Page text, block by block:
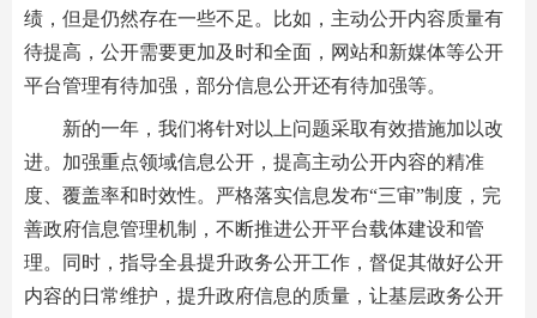
绩，但是仍然存在一些不足。比如，主动公开内容质量有
待提高，公开需要更加及时和全面，网站和新媒体等公开
平台管理有待加强，部分信息公开还有待加强等。
新的一年，我们将针对以上问题采取有效措施加以改
进。加强重点领域信息公开，提高主动公开内容的精准
度、覆盖率和时效性。严格落实信息发布“三审”制度，完
善政府信息管理机制，不断推进公开平台载体建设和管
理。同时，指导全县提升政务公开工作，督促其做好公开
内容的日常维护，提升政府信息的质量，让基层政务公开